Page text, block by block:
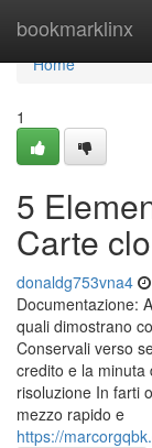
bookmarklinx
Home
Home
1
5
Carte
donaldg753vna4
Documentazione:
quali dimostrano
Conservali verso
credito e la minuta
risoluzione In farti
mezzo rapido e
https://